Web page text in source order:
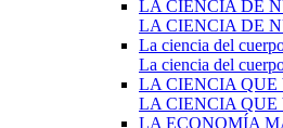
LA CIENCIA DE
LA CIENCIA DE
La ciencia del
La ciencia del
LA CIENCIA QUE
LA CIENCIA QUE
LA ECONOMÍA